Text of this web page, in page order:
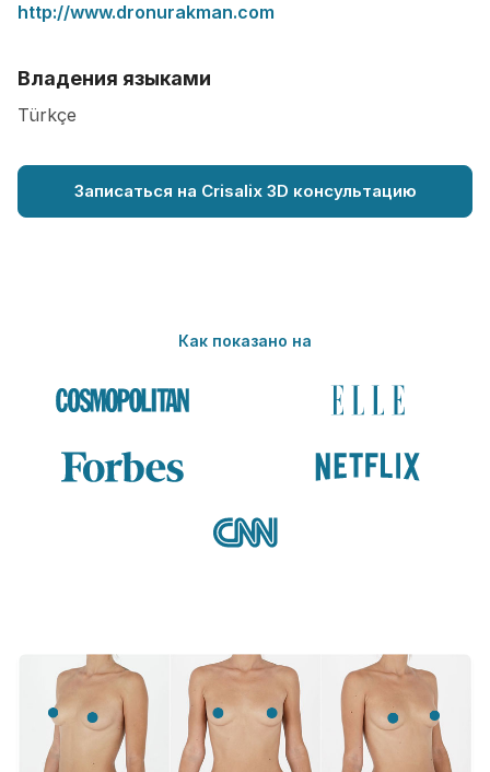
http://www.dronurakman.com
Владения языками
Türkçe
Записаться на Crisalix 3D консультацию
Как показано на